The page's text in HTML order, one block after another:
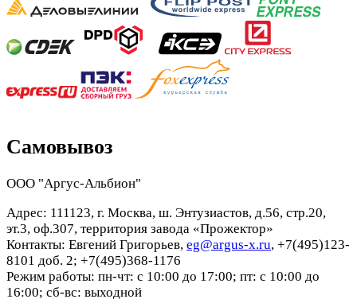
Самовывоз
ООО "Аргус-Альбион"
Адрес: 111123, г. Москва, ш. Энтузиастов, д.56, стр.20,
эт.3, оф.307, территория завода «Прожектор»
Контакты: Евгений Григорьев, eg@argus-x.ru, +7(495)123-
8101 доб. 2; +7(495)368-1176
Режим работы: пн-чт: с 10:00 до 17:00; пт: с 10:00 до
16:00; сб-вс: выходной